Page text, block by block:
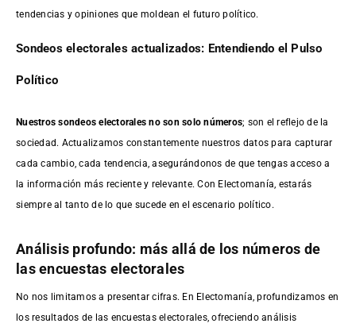
tendencias y opiniones que moldean el futuro político.
Sondeos electorales actualizados: Entendiendo el Pulso
Político
Nuestros sondeos electorales no son solo números; son el reflejo de la
sociedad. Actualizamos constantemente nuestros datos para capturar
cada cambio, cada tendencia, asegurándonos de que tengas acceso a
la información más reciente y relevante. Con Electomanía, estarás
siempre al tanto de lo que sucede en el escenario político.
Análisis profundo: más allá de los números de
las encuestas electorales
No nos limitamos a presentar cifras. En Electomanía, profundizamos en
los resultados de las encuestas electorales, ofreciendo análisis